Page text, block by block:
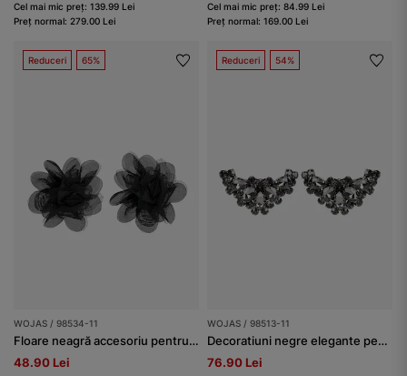
Cel mai mic preț: 139.99 Lei
Preț normal: 279.00 Lei
Cel mai mic preț: 84.99 Lei
Preț normal: 169.00 Lei
Reduceri 65%
WOJAS / 98534-11
Floare neagră accesoriu pentru pantofi sub formă de clips
48.90 Lei
Reduceri 54%
WOJAS / 98513-11
Decoratiuni negre elegante pentru încălțăminte cu cristale
76.90 Lei